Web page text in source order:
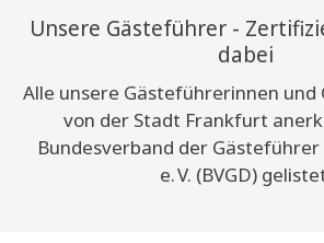
Unsere Gästeführer -
dabei
Alle unsere Gästeführerinnen und
von der Stadt Frankfurt
Bundesverband der
e. V. (BVGD)